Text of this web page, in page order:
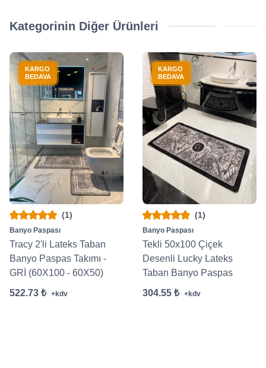
Kategorinin Diğer Ürünleri
KARGO
BEDAVA
(1)
Banyo Paspası
Tracy 2'li Lateks Taban
Banyo Paspas Takımı -
GRİ (60X100 - 60X50)
522.73 ₺ +kdv
KARGO
BEDAVA
(1)
Banyo Paspası
Tekli 50x100 Çiçek
Desenli Lucky Lateks
Taban Banyo Paspas
304.55 ₺ +kdv